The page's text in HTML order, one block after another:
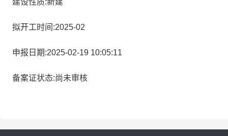
建设性质:新建
拟开工时间:2025-02
申报日期:2025-02-19 10:05:11
备案证状态:尚未审核